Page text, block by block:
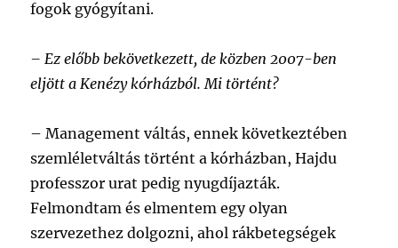
fogok gyógyítani.
– Ez előbb bekövetkezett, de közben 2007-ben
eljött a Kenézy kórházból. Mi történt?
–Management váltás, ennek következtében
szemléletváltás történt a kórházban, Hajdu
professzor urat pedig nyugdíjazták.
Felmondtam és elmentem egy olyan
szervezethez dolgozni, ahol rákbetegségek